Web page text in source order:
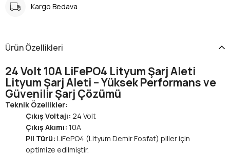
Kargo Bedava
Ürün Özellikleri
24 Volt 10A LiFePO4 Lityum Şarj Aleti
Lityum Şarj Aleti – Yüksek Performans ve
Güvenilir Şarj Çözümü
Teknik Özellikler:
Çıkış Voltajı: 24 Volt
Çıkış Akımı: 10A
Pil Türü: LiFePO4 (Lityum Demir Fosfat) piller için
optimize edilmiştir.